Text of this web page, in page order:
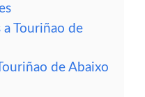
a Touriñao de
de Abaixo